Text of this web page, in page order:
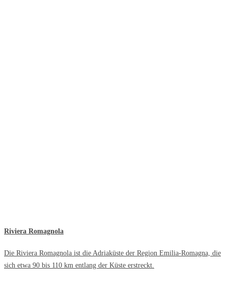
Riviera Romagnola
Die Riviera Romagnola ist die Adriaküste der Region Emilia-Romagna, die
sich etwa 90 bis 110 km entlang der Küste erstreckt.